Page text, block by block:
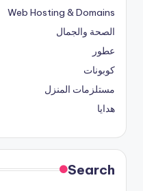
Web Hosting & Domains
الصحة والجمال
عطور
كوبونات
مستلزمات المنزل
هدايا
Search